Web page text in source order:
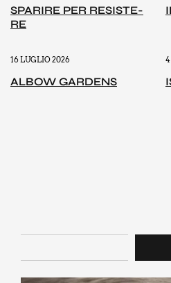
SPA­RI­RE PER RESI­STE­
RE
16 LUGLIO 2026
ALBOW GAR­DENS